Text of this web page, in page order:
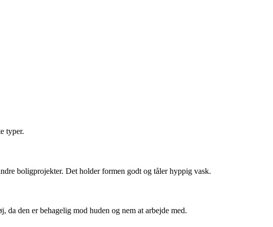
typer.
boligprojekter. Det holder formen godt og tåler hyppig vask.
den er behagelig mod huden og nem at arbejde med.